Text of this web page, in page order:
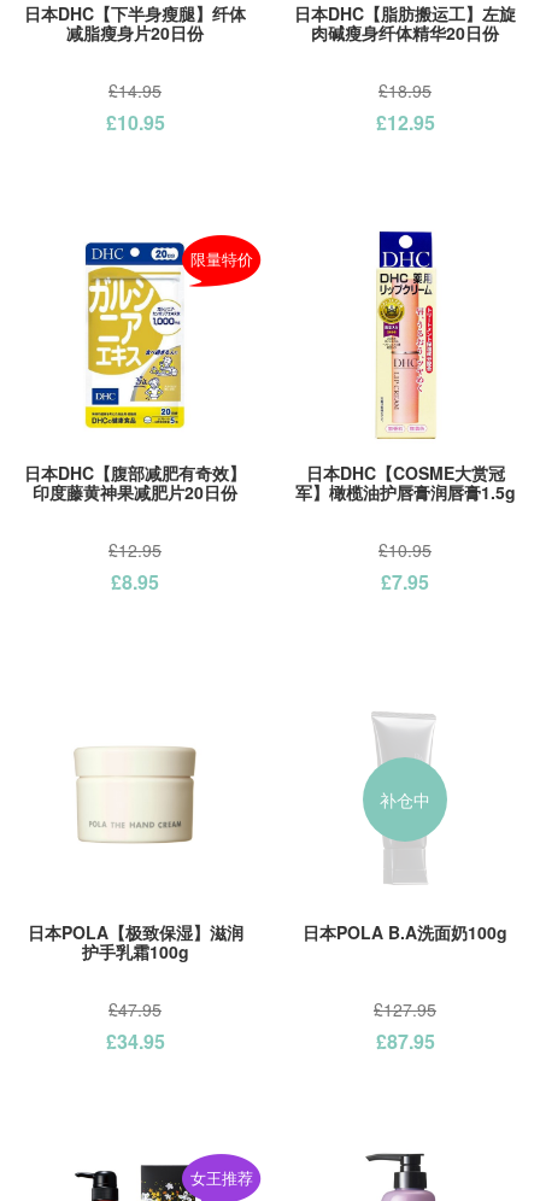
日本DHC【下半身瘦腿】纤体
减脂瘦身片20日份
£14.95
£10.95
日本DHC【脂肪搬运工】左旋
肉碱瘦身纤体精华20日份
£18.95
£12.95
日本DHC【腹部减肥有奇效】
印度藤黄神果减肥片20日份
限量特价
£12.95
£8.95
日本DHC【COSME大赏冠
军】橄榄油护唇膏润唇膏1.5g
£10.95
£7.95
日本POLA【极致保湿】滋润
护手乳霜100g
£47.95
£34.95
补仓中
日本POLA B.A洗面奶100g
£127.95
£87.95
女王推荐